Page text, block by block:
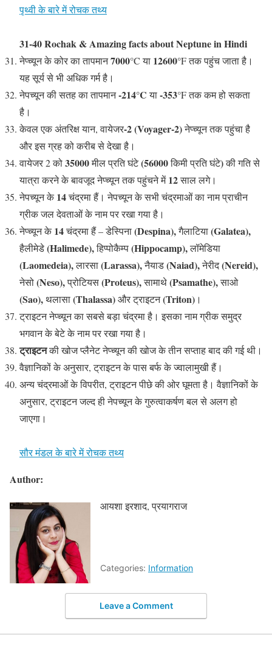
पृथ्वी के बारे में रोचक तथ्य
31-40 Rochak & Amazing facts about Neptune in Hindi
नेप्च्यून के कोर का तापमान7000°C या 12600°F तक पहुंच जाता है।
यह सूर्य से भी अधिक गर्म है।
नेपच्यून की सतह का तापमान-214°Cया-353°F तक कम हो सकता
है।
केवल एक अंतरिक्ष यान, वायेजर-2 (Voyager-2)नेप्च्यून तक पहुंचा है
और इस ग्रह को करीब से देखा है।
वायेजर 2 को35000मील प्रति घंटे(56000किमी प्रति घंटे)की गति से
यात्रा करने के बावजूद नेप्च्यून तक पहुंचने में12साल लगे।
नेपच्यून के 14चंद्रमा हैं। नेपच्यून के सभी चंद्रमाओं का नाम प्राचीन
ग्रीक जल देवताओं के नाम पर रखा गया है।
नेप्च्यून के 14चंद्रमा हैं – डेस्पिना(Despina),गैलाटिया(Galatea),
हैलीमेडे(Halimede),हिप्पोकैम्प(Hippocamp),लॉमेडिया
(Laomedeia),लारसा(Larassa),नैयाड(Naiad),नेरीद(Nereid),
नेसो(Neso),प्रोटियस(Proteus),सामाथे(Psamathe),साओ
(Sao),थलासा(Thalassa)और ट्राइटन(Triton) ।
ट्राइटन नेप्च्यून का सबसे बड़ा चंद्रमा है। इसका नाम ग्रीक समुद्र
भगवान के बेटे के नाम पर रखा गया है।
ट्राइटनकी खोज प्लैनेट नेप्च्यून की खोज के तीन सप्ताह बाद की गई थी।
वैज्ञानिकों के अनुसार, ट्राइटन के पास बर्फ के ज्वालामुखी हैं।
अन्य चंद्रमाओं के विपरीत, ट्राइटन पीछे की ओर घूमता है। वैज्ञानिकों के
अनुसार, ट्राइटन जल्द ही नेपच्यून के गुरुत्वाकर्षण बल से अलग हो
जाएगा।
सौर मंडल के बारे में रोचक तथ्य
Author:
आयशा इरशाद, प्रयागराज
Categories: Information
Leave a Comment